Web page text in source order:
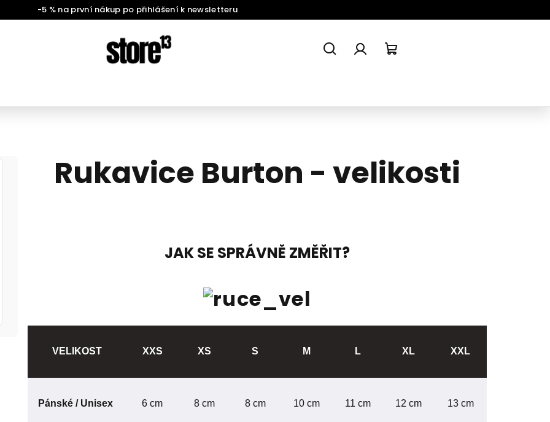
-5 % na první nákup po přihlášení k newsletteru
košík
Rukavice Burton - velikosti
JAK SE SPRÁVNĚ ZMĚŘIT?
VELIKOST XXS XS S M L XL XXL
Pánské / Unisex 6 cm 8 cm 8 cm 10 cm 11 cm 12 cm 13 cm